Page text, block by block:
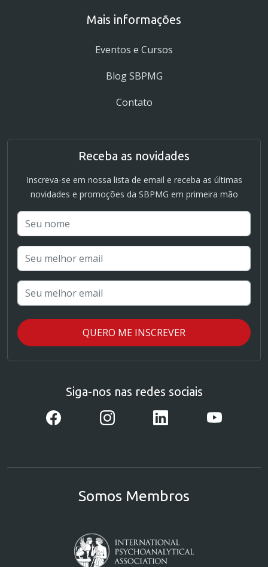
Mais informações
Eventos e Cursos
Blog SBPMG
Contato
Receba as novidades
Inscreva-se em nossa lista de email e receba as últimas
novidades e promoções da SBPMG em primeira mão
Siga-nos nas redes sociais
Somos Membros